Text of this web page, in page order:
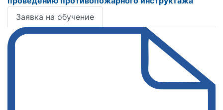
Заявка на обучение